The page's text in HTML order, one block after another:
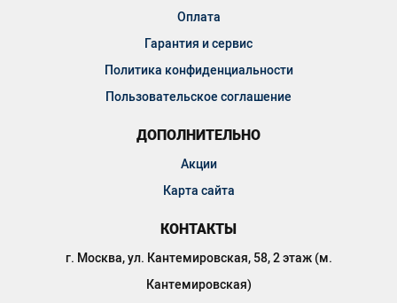
Оплата
Гарантия и сервис
Политика конфиденциальности
Пользовательское соглашение
ДОПОЛНИТЕЛЬНО
Акции
Карта сайта
КОНТАКТЫ
г. Москва, ул. Кантемировская, 58, 2 этаж (м.
Кантемировская)